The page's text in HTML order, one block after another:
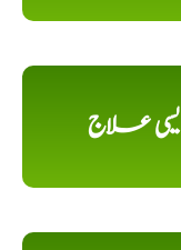
دیسی علاج